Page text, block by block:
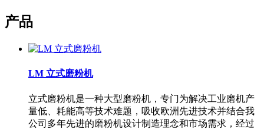
产品
LM 立式磨粉机
立式磨粉机是一种大型磨粉机，专门为解决工业磨机产
量低、耗能高等技术难题，吸收欧洲先进技术并结合我
公司多年先进的磨粉机设计制造理念和市场需求，经过